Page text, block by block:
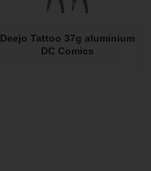
Deejo Tattoo 37g aluminium
DC Comics